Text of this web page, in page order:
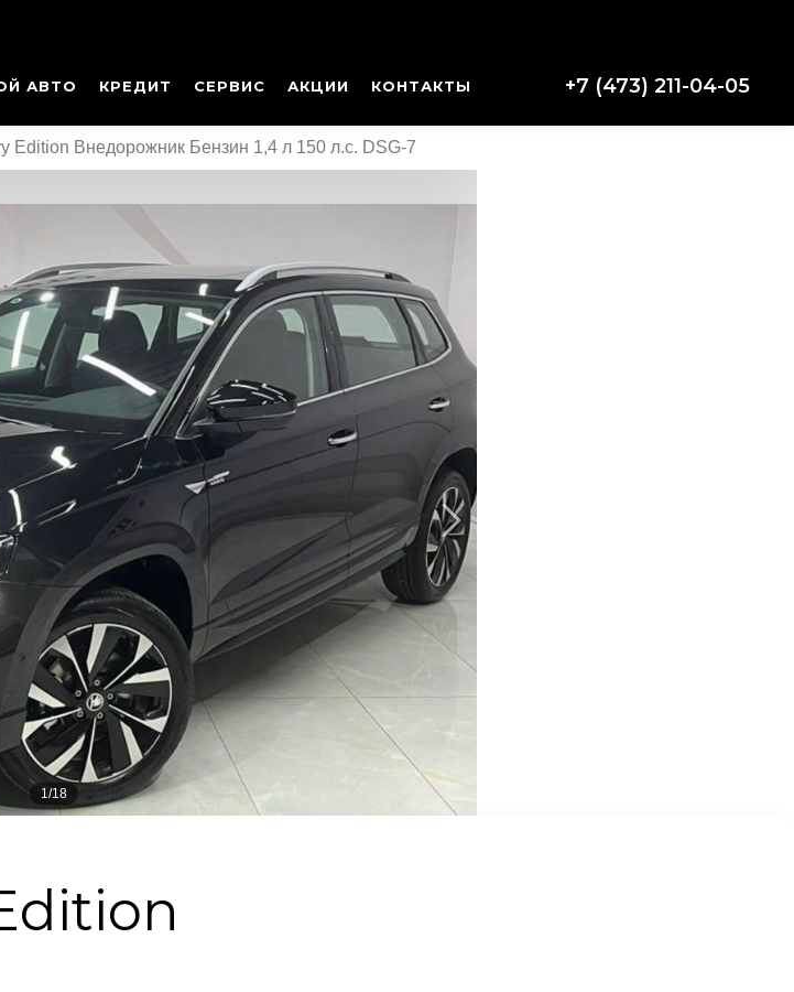
АВТО КРЕДИТ СЕРВИС АКЦИИ КОНТАКТЫ +7 (473) 211-04-05
Edition Внедорожник Бензин 1,4 л 150 л.с. DSG-7
1/18